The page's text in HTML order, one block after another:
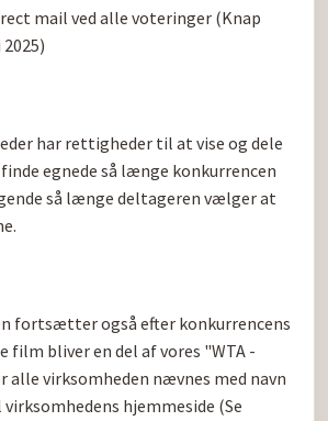
mail ved alle voteringer (Knap
har rettigheder til at vise og dele
egnede så længe konkurrencen
så længe deltageren vælger at
fortsætter også efter konkurrencens
film bliver en del af vores "WTA -
alle virksomheden nævnes med navn
hjemmeside (Se